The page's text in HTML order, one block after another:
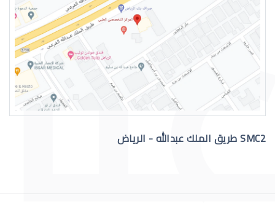
التهاب عيون الاطفال الرضع
SMC2 طريق الملك عبدالله - الرياض